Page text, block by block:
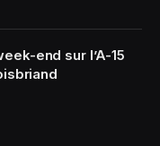
end sur l’A-15